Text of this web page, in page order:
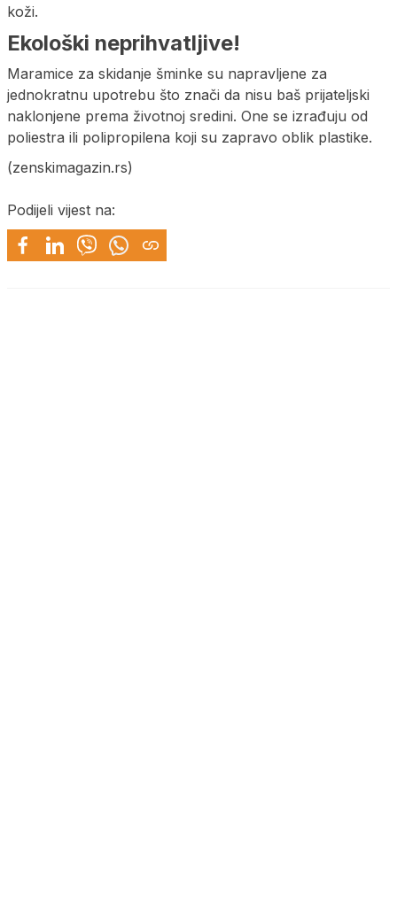
koži.
Ekološki neprihvatljive!
Maramice za skidanje šminke su napravljene za
jednokratnu upotrebu što znači da nisu baš prijateljski
naklonjene prema životnoj sredini. One se izrađuju od
poliestra ili polipropilena koji su zapravo oblik plastike.
(zenskimagazin.rs)
Podijeli vijest na: